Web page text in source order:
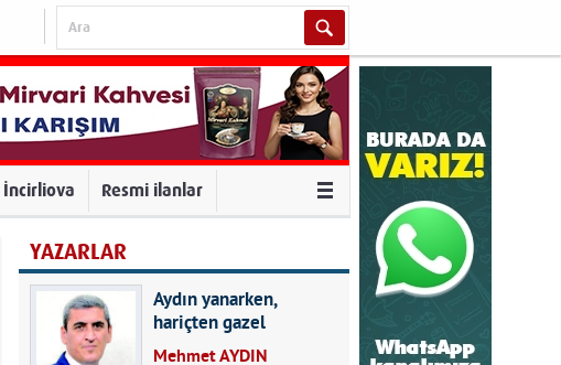
İncirliova Resmi ilanlar
YAZARLAR
Aydın yanarken,
hariçten gazel
okuyarak kalpleri de
Mehmet AYDIN